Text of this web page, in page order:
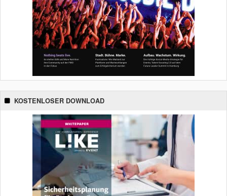
KOSTENLOSER DOWNLOAD